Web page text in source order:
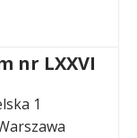
nr LXXVI
1